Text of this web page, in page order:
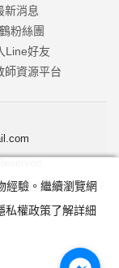
新消息
粉絲團
Line好友
師資源平台
有匯款及轉帳功能，
反詐騙諮詢專線。
經驗。繼續瀏覽網
私權政策了解詳細